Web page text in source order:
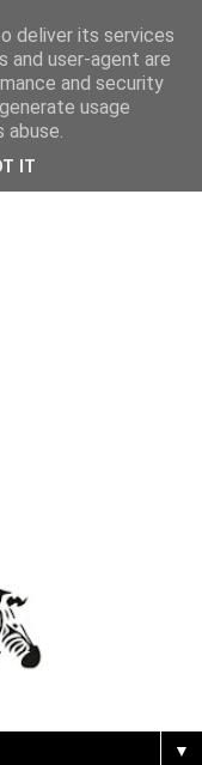
▼
deliver its services
and user-agent are
and security
usage
IT